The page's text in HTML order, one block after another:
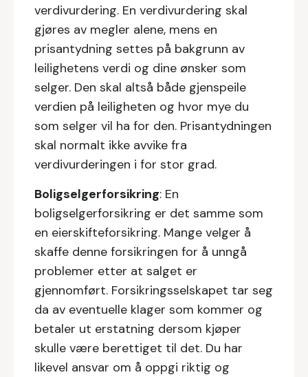
verdivurdering. En verdivurdering skal
gjøres av megler alene, mens en
prisantydning settes på bakgrunn av
leilighetens verdi og dine ønsker som
selger. Den skal altså både gjenspeile
verdien på leiligheten og hvor mye du
som selger vil ha for den. Prisantydningen
skal normalt ikke avvike fra
verdivurderingen i for stor grad.
Boligselgerforsikring: En
boligselgerforsikring er det samme som
en eierskifteforsikring. Mange velger å
skaffe denne forsikringen for å unngå
problemer etter at salget er
gjennomført. Forsikringsselskapet tar seg
da av eventuelle klager som kommer og
betaler ut erstatning dersom kjøper
skulle være berettiget til det. Du har
likevel ansvar om å oppgi riktig og